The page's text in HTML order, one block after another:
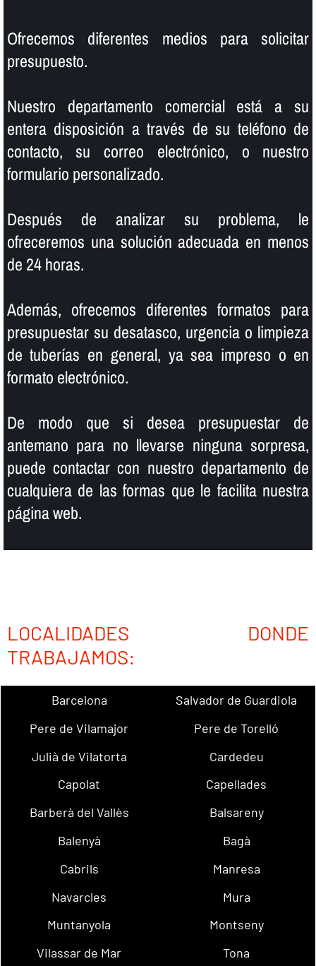
Ofrecemos diferentes medios para solicitar
presupuesto.
Nuestro departamento comercial está a su
entera disposición a través de su teléfono de
contacto, su correo electrónico, o nuestro
formulario personalizado.
Después de analizar su problema, le
ofreceremos una solución adecuada en menos
de 24 horas.
Además, ofrecemos diferentes formatos para
presupuestar su desatasco, urgencia o limpieza
de tuberí­as en general, ya sea impreso o en
formato electrónico.
De modo que si desea presupuestar de
antemano para no llevarse ninguna sorpresa,
puede contactar con nuestro departamento de
cualquiera de las formas que le facilita nuestra
página web.
LOCALIDADES DONDE
TRABAJAMOS:
Barcelona
Salvador de Guardiola
Pere de Vilamajor
Pere de Torelló
Julià de Vilatorta
Cardedeu
Capolat
Capellades
Barberà del Vallès
Balsareny
Balenyà
Bagà
Cabrils
Manresa
Navarcles
Mura
Muntanyola
Montseny
Vilassar de Mar
Tona